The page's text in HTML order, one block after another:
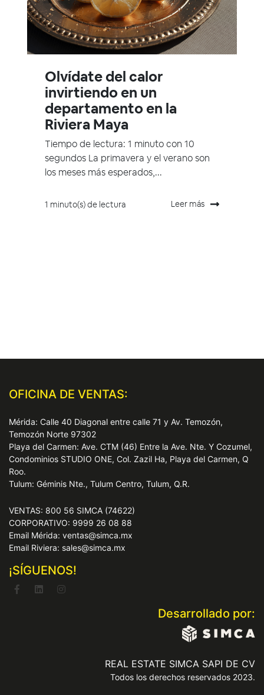
Olvídate del calor
invirtiendo en un
departamento en la
Riviera Maya
Tiempo de lectura: 1 minuto con 10
segundos La primavera y el verano son
los meses más esperados,...
1 minuto(s) de lectura Leer más
OFICINA DE VENTAS:
Mérida: Calle 40 Diagonal entre calle 71 y Av. Temozón,
Temozón Norte 97302
Playa del Carmen: Ave. CTM (46) Entre la Ave. Nte. Y Cozumel,
Condominios STUDIO ONE, Col. Zazil Ha, Playa del Carmen, Q
Roo.
Tulum: Géminis Nte., Tulum Centro, Tulum, Q.R.
VENTAS: 800 56 SIMCA (74622)
CORPORATIVO: 9999 26 08 88
Email Mérida: ventas@simca.mx
Email Riviera: sales@simca.mx
¡SÍGUENOS!
Desarrollado por:
REAL ESTATE SIMCA SAPI DE CV
Todos los derechos reservados 2023.